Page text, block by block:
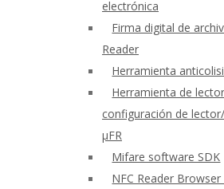
electrónica
Firma digital de
Reader
Herramienta
Herramienta de
configuración de
μFR
Mifare software SDK
NFC Reader